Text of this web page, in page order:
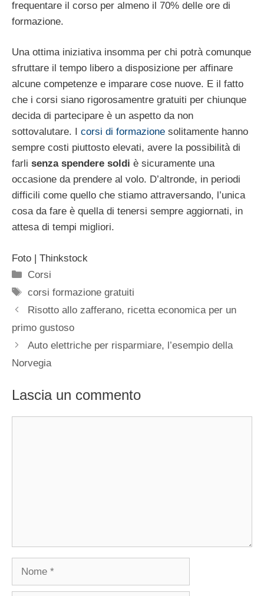
frequentare il corso per almeno il 70% delle ore di
formazione.
Una ottima iniziativa insomma per chi potrà comunque
sfruttare il tempo libero a disposizione per affinare
alcune competenze e imparare cose nuove. E il fatto
che i corsi siano rigorosamentre gratuiti per chiunque
decida di partecipare è un aspetto da non
sottovalutare. I
corsi di formazione solitamente hanno
sempre costi piuttosto elevati, avere la possibilità di
farli senza spendere soldi è sicuramente una
occasione da prendere al volo. D’altronde, in periodi
difficili come quello che stiamo attraversando, l’unica
cosa da fare è quella di tenersi sempre aggiornati, in
attesa di tempi migliori.
Foto | Thinkstock
Categorie
Corsi
Tag
corsi formazione gratuiti
Risotto allo zafferano, ricetta economica per un
primo gustoso
Auto elettriche per risparmiare, l’esempio della
Norvegia
Lascia un commento
Nome